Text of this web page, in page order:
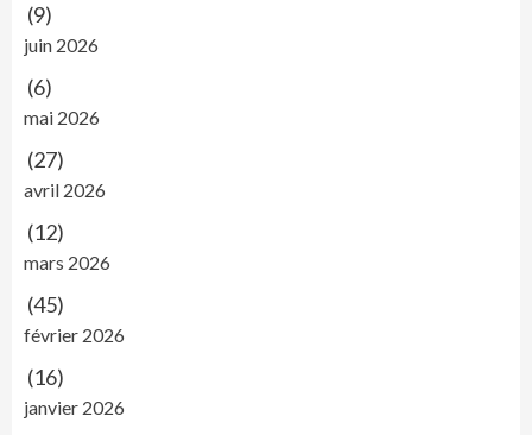
(9)
juin 2026
(6)
mai 2026
(27)
avril 2026
(12)
mars 2026
(45)
février 2026
(16)
janvier 2026